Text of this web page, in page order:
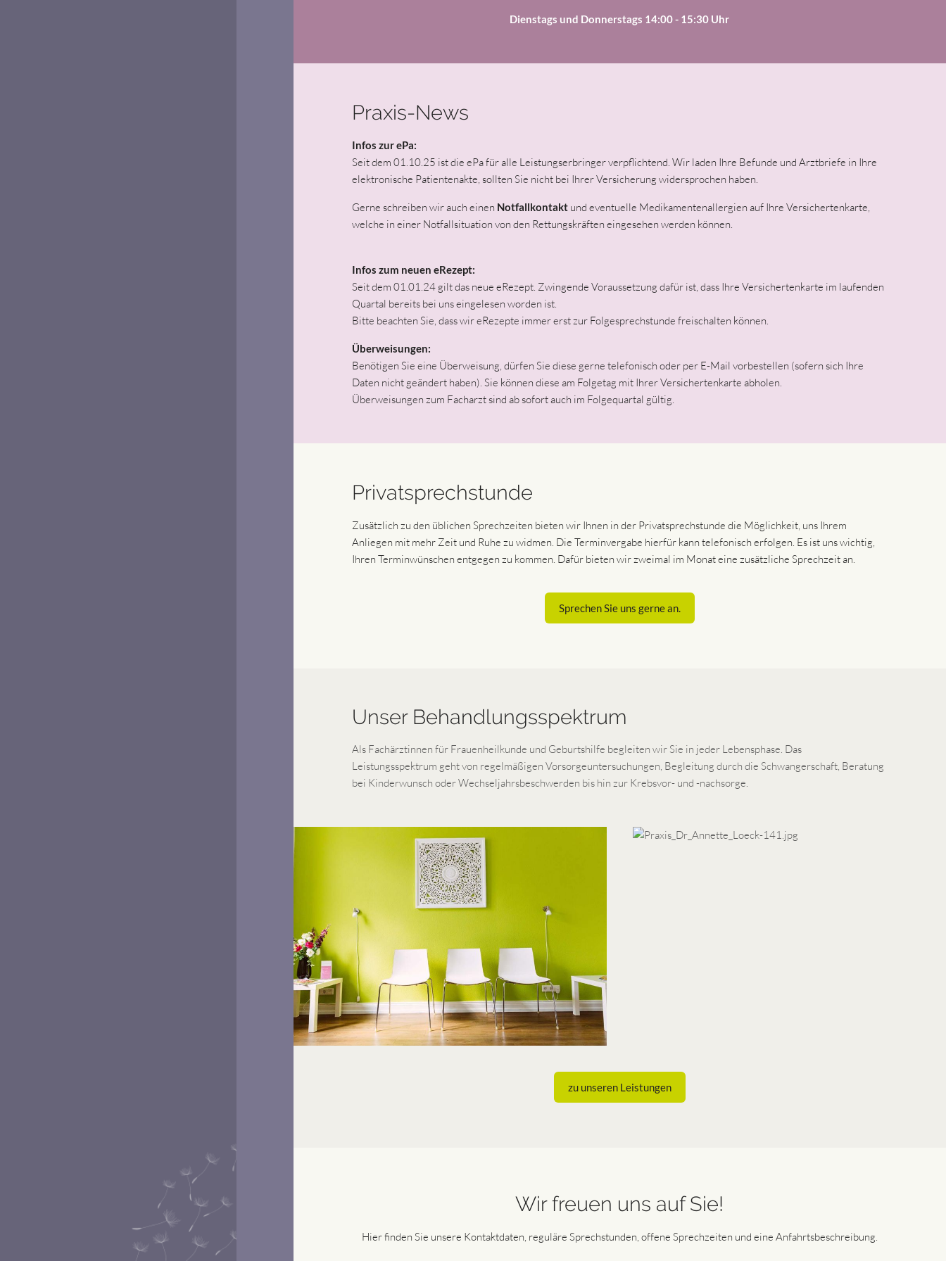
Dienstags und Donnerstags 14:00 - 15:30 Uhr
Praxis-News
Infos zur ePa:
Seit dem 01.10.25 ist die ePa für alle Leistungserbringer verpflichtend. Wir laden Ihre Befunde und Arztbriefe in Ihre
elektronische Patientenakte, sollten Sie nicht bei Ihrer Versicherung widersprochen haben.
Gerne schreiben wir auch einen Notfallkontakt und eventuelle Medikamentenallergien auf Ihre Versichertenkarte,
welche in einer Notfallsituation von den Rettungskräften eingesehen werden können.
Infos zum neuen eRezept:
Seit dem 01.01.24 gilt das neue eRezept. Zwingende Voraussetzung dafür ist, dass Ihre Versichertenkarte im laufenden
Quartal bereits bei uns eingelesen worden ist.
Bitte beachten Sie, dass wir eRezepte immer erst zur Folgesprechstunde freischalten können.
Überweisungen:
Benötigen Sie eine Überweisung, dürfen Sie diese gerne telefonisch oder per E-Mail vorbestellen (sofern sich Ihre
Daten nicht geändert haben). Sie können diese am Folgetag mit Ihrer Versichertenkarte abholen.
Überweisungen zum Facharzt sind ab sofort auch im Folgequartal gültig.
Privatsprechstunde
Zusätzlich zu den üblichen Sprechzeiten bieten wir Ihnen in der Privatsprechstunde die Möglichkeit, uns Ihrem
Anliegen mit mehr Zeit und Ruhe zu widmen. Die Terminvergabe hierfür kann telefonisch erfolgen. Es ist uns wichtig,
Ihren Terminwünschen entgegen zu kommen. Dafür bieten wir zweimal im Monat eine zusätzliche Sprechzeit an.
Sprechen Sie uns gerne an.
Unser Behandlungsspektrum
Als Fachärztinnen für Frauenheilkunde und Geburtshilfe begleiten wir Sie in jeder Lebensphase. Das
Leistungsspektrum geht von regelmäßigen Vorsorgeuntersuchungen, Begleitung durch die Schwangerschaft, Beratung
bei Kinderwunsch oder Wechseljahrsbeschwerden bis hin zur Krebsvor- und -nachsorge.
zu unseren Leistungen
Wir freuen uns auf Sie!
Hier finden Sie unsere Kontaktdaten, reguläre Sprechstunden, offene Sprechzeiten und eine Anfahrtsbeschreibung.